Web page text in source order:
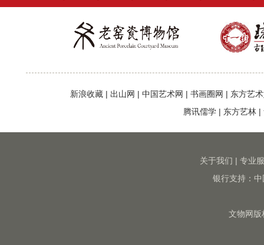
新浪收藏 | 出山网 | 中国艺术网 | 书画圈网 | 东方艺
腾讯儒学 | 东方艺林 |
关于我们 | 专业
银行支持：
文物网